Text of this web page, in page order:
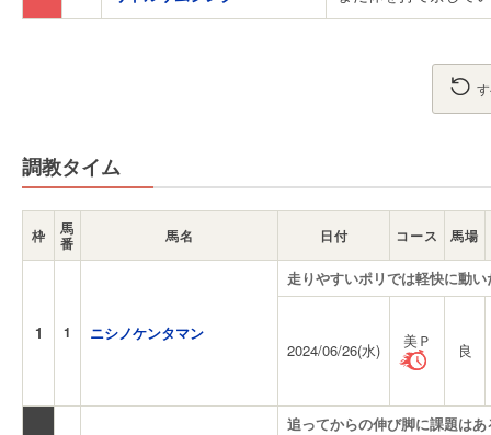
調教タイム
枠 馬
番 馬名 日付 コース 馬場
1 1 ニシノケンタマン
走りやすいポリでは軽快に動
2024/06/26(水) 美Ｐ 良
追ってからの伸び脚に課題は